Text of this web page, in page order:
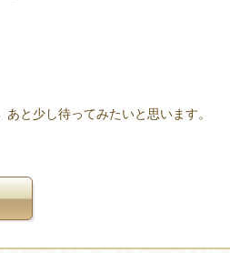
と少し待ってみたいと思います。